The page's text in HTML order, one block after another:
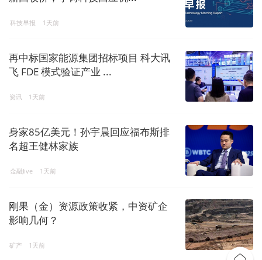
科技早报 1天前
再中标国家能源集团招标项目 科大讯
飞 FDE 模式验证产业 ...
资讯 1天前
身家85亿美元！孙宇晨回应福布斯排
名超王健林家族
金融live 1天前
刚果（金）资源政策收紧，中资矿企
影响几何？
矿产 1天前